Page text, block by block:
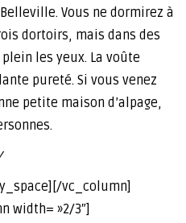
Vous ne dormirez à
dortoirs, mais dans des
les yeux. La voûte
pureté. Si vous venez
petite maison d’alpage,
vc_column]
width= »2/3″]